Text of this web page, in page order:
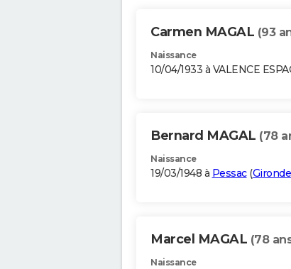
Carmen MAGAL (93
Naissance
10/04/1933 à VALENCE
Bernard MAGAL (78
Naissance
19/03/1948 à Pessac(Gironde
Marcel MAGAL (78
Naissance